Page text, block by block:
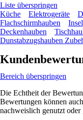
Liste überspringen
Küche
Elektrogeräte
Flachschirmhauben
Deckenhauben
Dunstabzugshauben
Bereich überspringen
Die Echtheit der
Bewertungen können
nachweislich genutzt oder